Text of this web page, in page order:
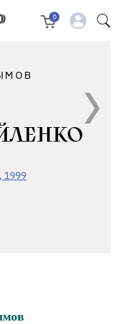
0
1999